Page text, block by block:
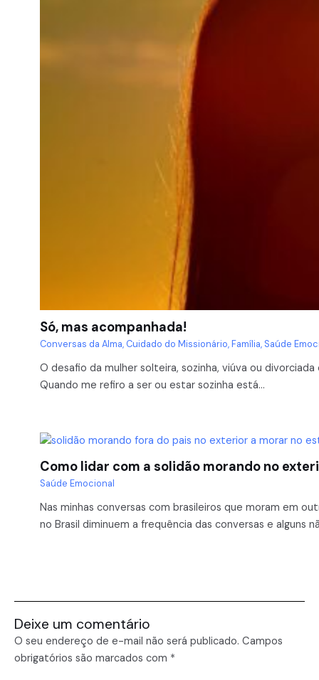
Só, mas acompanhada!
Conversas da Alma, Cuidado do Missionário,Família, Saúde
O desafio da mulher solteira, sozinha, viúva ou
Quando me refiro a ser ou estar sozinha está…
Como lidar com a solidão morando no
Saúde Emocional
Nas minhas conversas com brasileiros que moram em
no Brasil diminuem a frequência das conversas e alguns
Deixe um comentário
O seu endereço de e-mail não será publicado. Campos
obrigatórios são marcados com *